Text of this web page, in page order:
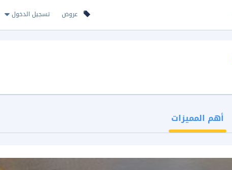
عروض تسجيل الدخول
أهم المميزات